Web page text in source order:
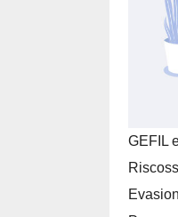
GEFIL